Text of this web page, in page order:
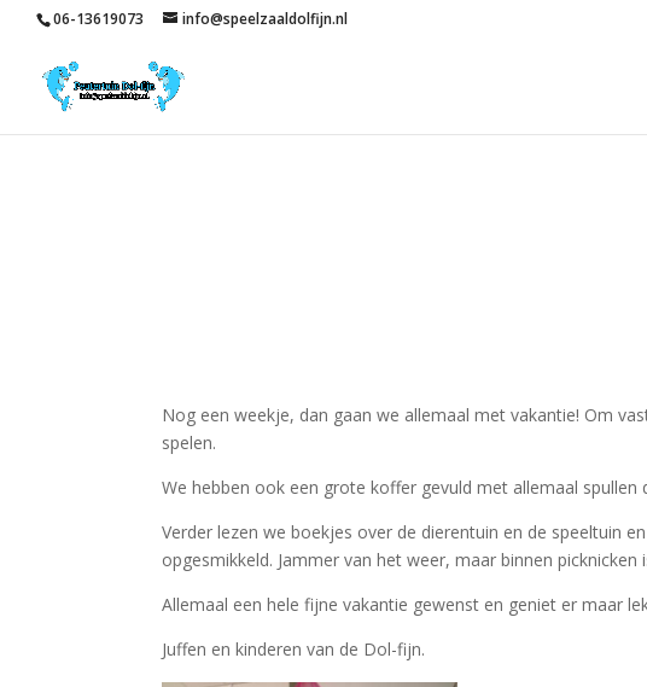
06-13619073 info@speelzaaldolfijn.nl
Nog een weekje, dan gaan we allemaal met vakantie! Om
spelen.
We hebben ook een grote koffer gevuld met allemaal
Verder lezen we boekjes over de dierentuin en de speeltuin
opgesmikkeld. Jammer van het weer, maar binnen picknicken
Allemaal een hele fijne vakantie gewenst en geniet er maar
Juffen en kinderen van de Dol-fijn.